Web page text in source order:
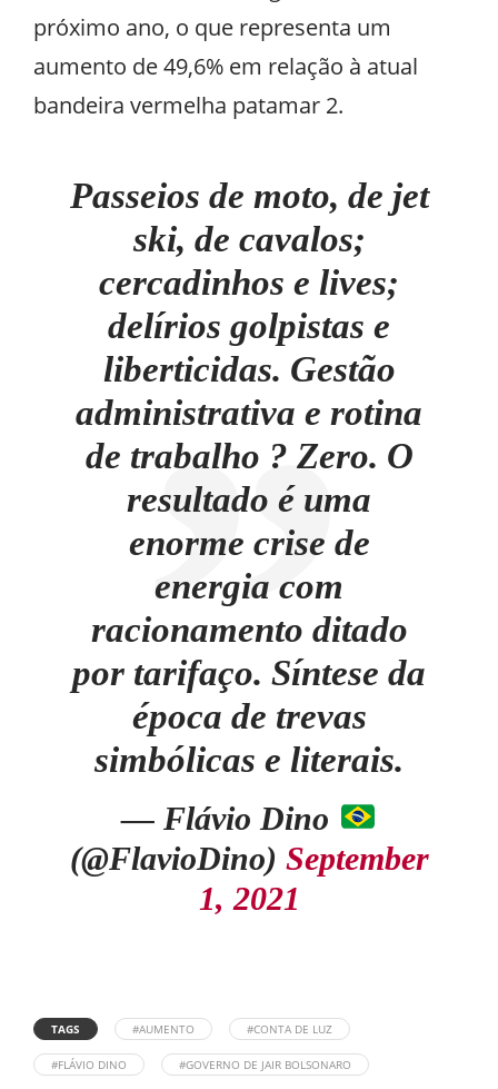
próximo ano, o que representa um
aumento de 49,6% em relação à atual
bandeira vermelha patamar 2.
Passeios de moto, de jet
ski, de cavalos;
cercadinhos e lives;
delírios golpistas e
liberticidas. Gestão
administrativa e rotina
de trabalho ? Zero. O
resultado é uma
enorme crise de
energia com
racionamento ditado
por tarifaço. Síntese da
época de trevas
simbólicas e literais.
— Flávio Dino
(@FlavioDino) September
1, 2021
TAGS #AUMENTO #CONTA DE LUZ
#FLÁVIO DINO #GOVERNO DE JAIR BOLSONARO